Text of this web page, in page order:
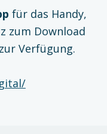
für das Handy,
zum Download
Verfügung.